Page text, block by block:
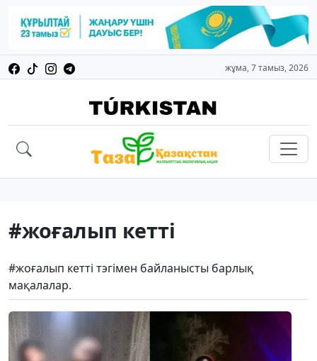
жұма, 7 тамыз, 2026
#жоғалып кетті
#жоғалып кетті тэгімен байланысты барлық
мақалалар.